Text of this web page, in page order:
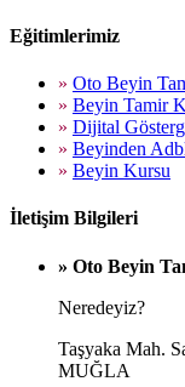
Eğitimlerimiz
» Oto Beyin
» Beyin Tamir
» Dijital
» Beyinden
» Beyin Kursu
İletişim Bilgileri
» Oto Beyin
Neredeyiz?
Taşyaka Mah.
MUĞLA